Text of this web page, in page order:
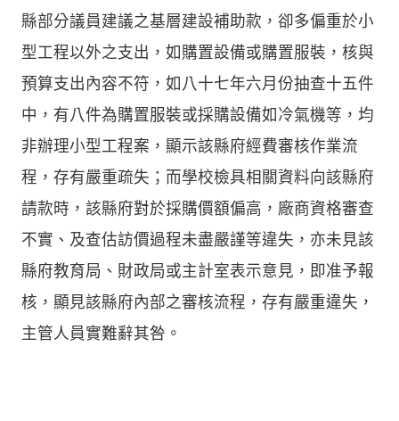
縣部分議員建議之基層建設補助款，卻多偏重於小
型工程以外之支出，如購置設備或購置服裝，核與
預算支出內容不符，如八十七年六月份抽查十五件
中，有八件為購置服裝或採購設備如冷氣機等，均
非辦理小型工程案，顯示該縣府經費審核作業流
程，存有嚴重疏失；而學校檢具相關資料向該縣府
請款時，該縣府對於採購價額偏高，廠商資格審查
不實、及查估訪價過程未盡嚴謹等違失，亦未見該
縣府教育局、財政局或主計室表示意見，即准予報
核，顯見該縣府內部之審核流程，存有嚴重違失，
主管人員實難辭其咎。